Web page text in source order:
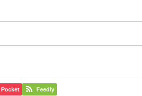
Pocket Feedly